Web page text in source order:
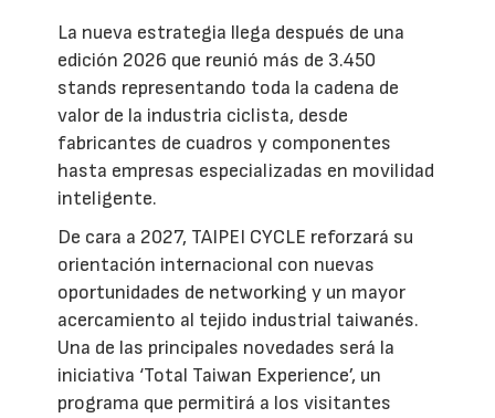
La nueva estrategia llega después de una
edición 2026 que reunió más de 3.450
stands representando toda la cadena de
valor de la industria ciclista, desde
fabricantes de cuadros y componentes
hasta empresas especializadas en movilidad
inteligente.
De cara a 2027, TAIPEI CYCLE reforzará su
orientación internacional con nuevas
oportunidades de networking y un mayor
acercamiento al tejido industrial taiwanés.
Una de las principales novedades será la
iniciativa ‘Total Taiwan Experience’, un
programa que permitirá a los visitantes